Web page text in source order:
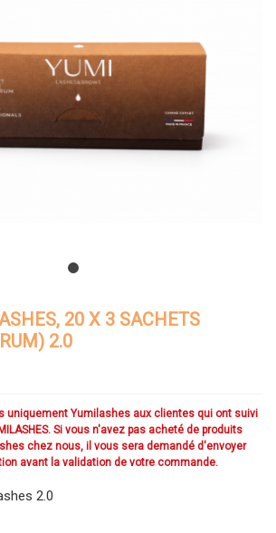
20 X 3 SACHETS
2.0
uniquement Yumilashes aux clientes qui ont suivi
Si vous n'avez pas acheté de produits
chez nous, il vous sera demandé d'envoyer
avant la validation de votre commande.
2.0